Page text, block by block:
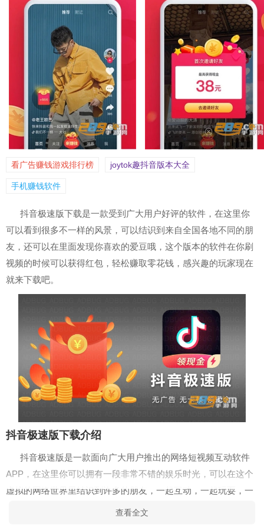
看广告赚钱游戏排行榜 joytok趣抖音版本大全
手机赚钱软件
抖音极速版下载是一款受到广大用户好评的软件，在这里你
可以看到很多不一样的风景，可以结识到来自全国各地不同的朋
友，还可以在里面发现你喜欢的爱豆哦，这个版本的软件在你刷
视频的时候可以获得红包，轻松赚取零花钱，感兴趣的玩家现在
就来下载吧。
抖音极速版下载介绍
抖音极速版是一款面向广大用户推出的网络短视频互动软件
APP，在这里你可以拥有一段非常不错的娱乐时光，可以在这个
虚拟的网络世界里结识到许多的朋友，一起互动，一起玩耍，一
起分享每一天的精彩时光，给你一段多趣的冒险旅程。
查看全文